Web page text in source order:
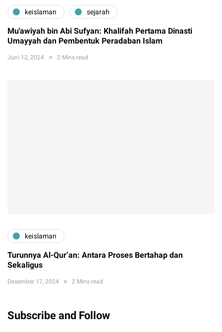
keislaman sejarah
Mu'awiyah bin Abi Sufyan: Khalifah Pertama Dinasti
Umayyah dan Pembentuk Peradaban Islam
Juni 12, 2024 2 Mins read
keislaman
Turunnya Al-Qur’an: Antara Proses Bertahap dan
Sekaligus
Desember 17, 2024 2 Mins read
Subscribe and Follow